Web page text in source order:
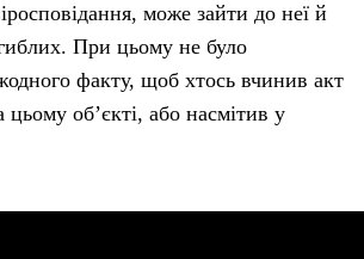
може зайти до неї й
При цьому не було
факту, щоб хтось вчинив акт
цьому об’єкті, або насмітив у